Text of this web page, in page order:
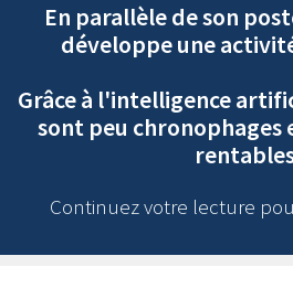
En parallèle de son
développe une
Grâce à l'intelligence
sont peu
Continuez votre lecture